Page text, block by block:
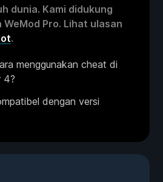
dunia. Kami didukung
Pro. Lihat ulasan
.
menggunakan cheat di
4?
dengan versi